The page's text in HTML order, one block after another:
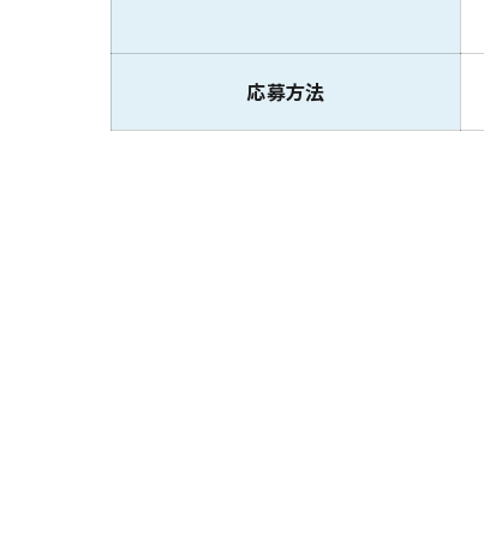
応募方法